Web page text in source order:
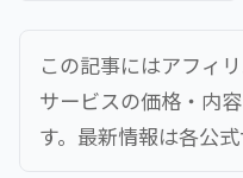
この記事にはアフィ
サービスの価格・内
す。最新情報は各公